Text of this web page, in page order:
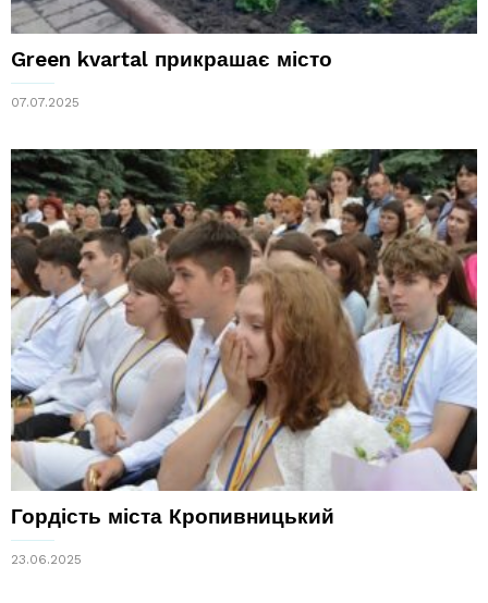
Green kvartal прикрашає місто
07.07.2025
Гордість міста Кропивницький
23.06.2025